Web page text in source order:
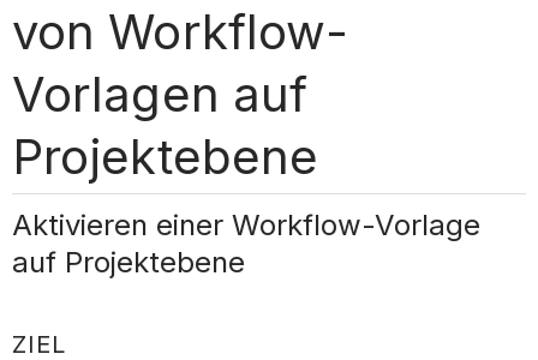
von Workflow-
Vorlagen auf
Projektebene
Aktivieren einer Workflow-Vorlage
auf Projektebene
ZIEL